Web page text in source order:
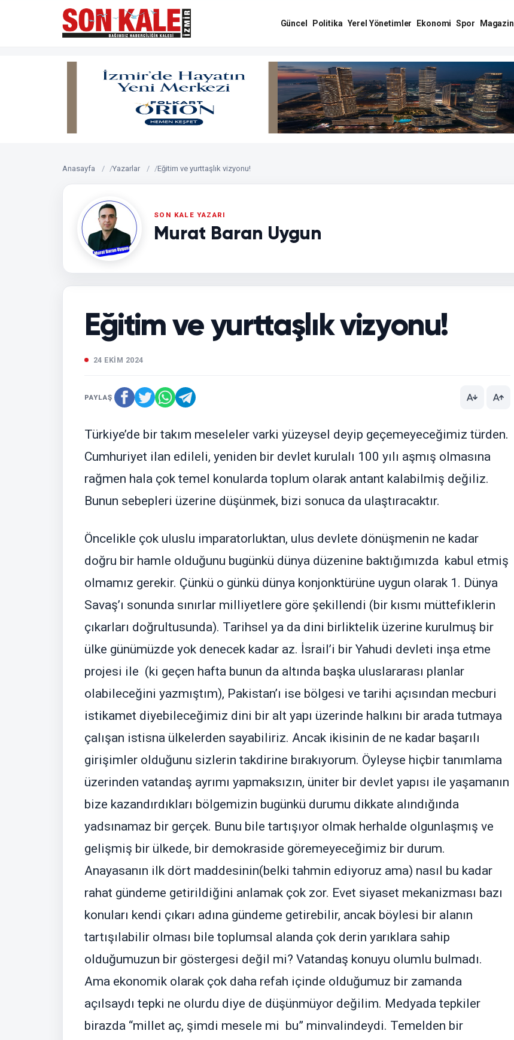
Güncel Politika Yerel Yönetimler Ekonomi Spor Magazin
Anasayfa Yazarlar Eğitim ve yurttaşlık vizyonu!
Murat Baran Uygun
Eğitim ve yurttaşlık vizyonu!
24 EKİM 2024
PAYLAŞ
Türkiye’de bir takım meseleler varki yüzeysel deyip geçemeyeceğimiz türden.
Cumhuriyet ilan edileli, yeniden bir devlet kurulalı 100 yılı aşmış olmasına
rağmen hala çok temel konularda toplum olarak antant kalabilmiş değiliz.
Bunun sebepleri üzerine düşünmek, bizi sonuca da ulaştıracaktır.
Öncelikle çok uluslu imparatorluktan, ulus devlete dönüşmenin ne kadar
doğru bir hamle olduğunu bugünkü dünya düzenine baktığımızda kabul etmiş
olmamız gerekir. Çünkü o günkü dünya konjonktürüne uygun olarak 1. Dünya
Savaş’ı sonunda sınırlar milliyetlere göre şekillendi (bir kısmı müttefiklerin
çıkarları doğrultusunda). Tarihsel ya da dini birliktelik üzerine kurulmuş bir
ülke günümüzde yok denecek kadar az. İsrail’i bir Yahudi devleti inşa etme
projesi ile (ki geçen hafta bunun da altında başka uluslararası planlar
olabileceğini yazmıştım), Pakistan’ı ise bölgesi ve tarihi açısından mecburi
istikamet diyebileceğimiz dini bir alt yapı üzerinde halkını bir arada tutmaya
çalışan istisna ülkelerden sayabiliriz. Ancak ikisinin de ne kadar başarılı
girişimler olduğunu sizlerin takdirine bırakıyorum. Öyleyse hiçbir tanımlama
üzerinden vatandaş ayrımı yapmaksızın, üniter bir devlet yapısı ile yaşamanın
bize kazandırdıkları bölgemizin bugünkü durumu dikkate alındığında
yadsınamaz bir gerçek. Bunu bile tartışıyor olmak herhalde olgunlaşmış ve
gelişmiş bir ülkede, bir demokraside göremeyeceğimiz bir durum.
Anayasanın ilk dört maddesinin(belki tahmin ediyoruz ama) nasıl bu kadar
rahat gündeme getirildiğini anlamak çok zor. Evet siyaset mekanizması bazı
konuları kendi çıkarı adına gündeme getirebilir, ancak böylesi bir alanın
tartışılabilir olması bile toplumsal alanda çok derin yarıklara sahip
olduğumuzun bir göstergesi değil mi? Vatandaş konuyu olumlu bulmadı.
Ama ekonomik olarak çok daha refah içinde olduğumuz bir zamanda
açılsaydı tepki ne olurdu diye de düşünmüyor değilim. Medyada tepkiler
birazda “millet aç, şimdi mesele mi bu” minvalindeydi. Temelden bir